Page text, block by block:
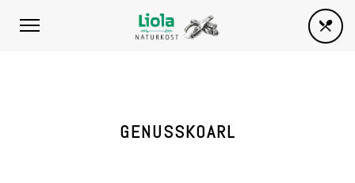
GENUSSKOARL